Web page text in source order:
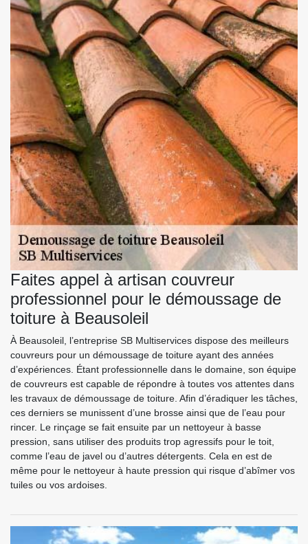
Faites appel à artisan couvreur
professionnel pour le démoussage de
toiture à Beausoleil
À Beausoleil, l’entreprise SB Multiservices dispose des meilleurs
couvreurs pour un démoussage de toiture ayant des années
d’expériences. Étant professionnelle dans le domaine, son équipe
de couvreurs est capable de répondre à toutes vos attentes dans
les travaux de démoussage de toiture. Afin d’éradiquer les tâches,
ces derniers se munissent d’une brosse ainsi que de l’eau pour
rincer. Le rinçage se fait ensuite par un nettoyeur à basse
pression, sans utiliser des produits trop agressifs pour le toit,
comme l’eau de javel ou d’autres détergents. Cela en est de
même pour le nettoyeur à haute pression qui risque d’abîmer vos
tuiles ou vos ardoises.